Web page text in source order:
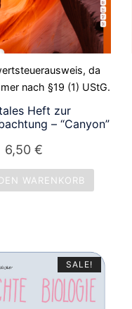
da
nach §19 (1) UStG.
Heft zur
– “Canyon”
6,50€
WARENKORB
SALE!